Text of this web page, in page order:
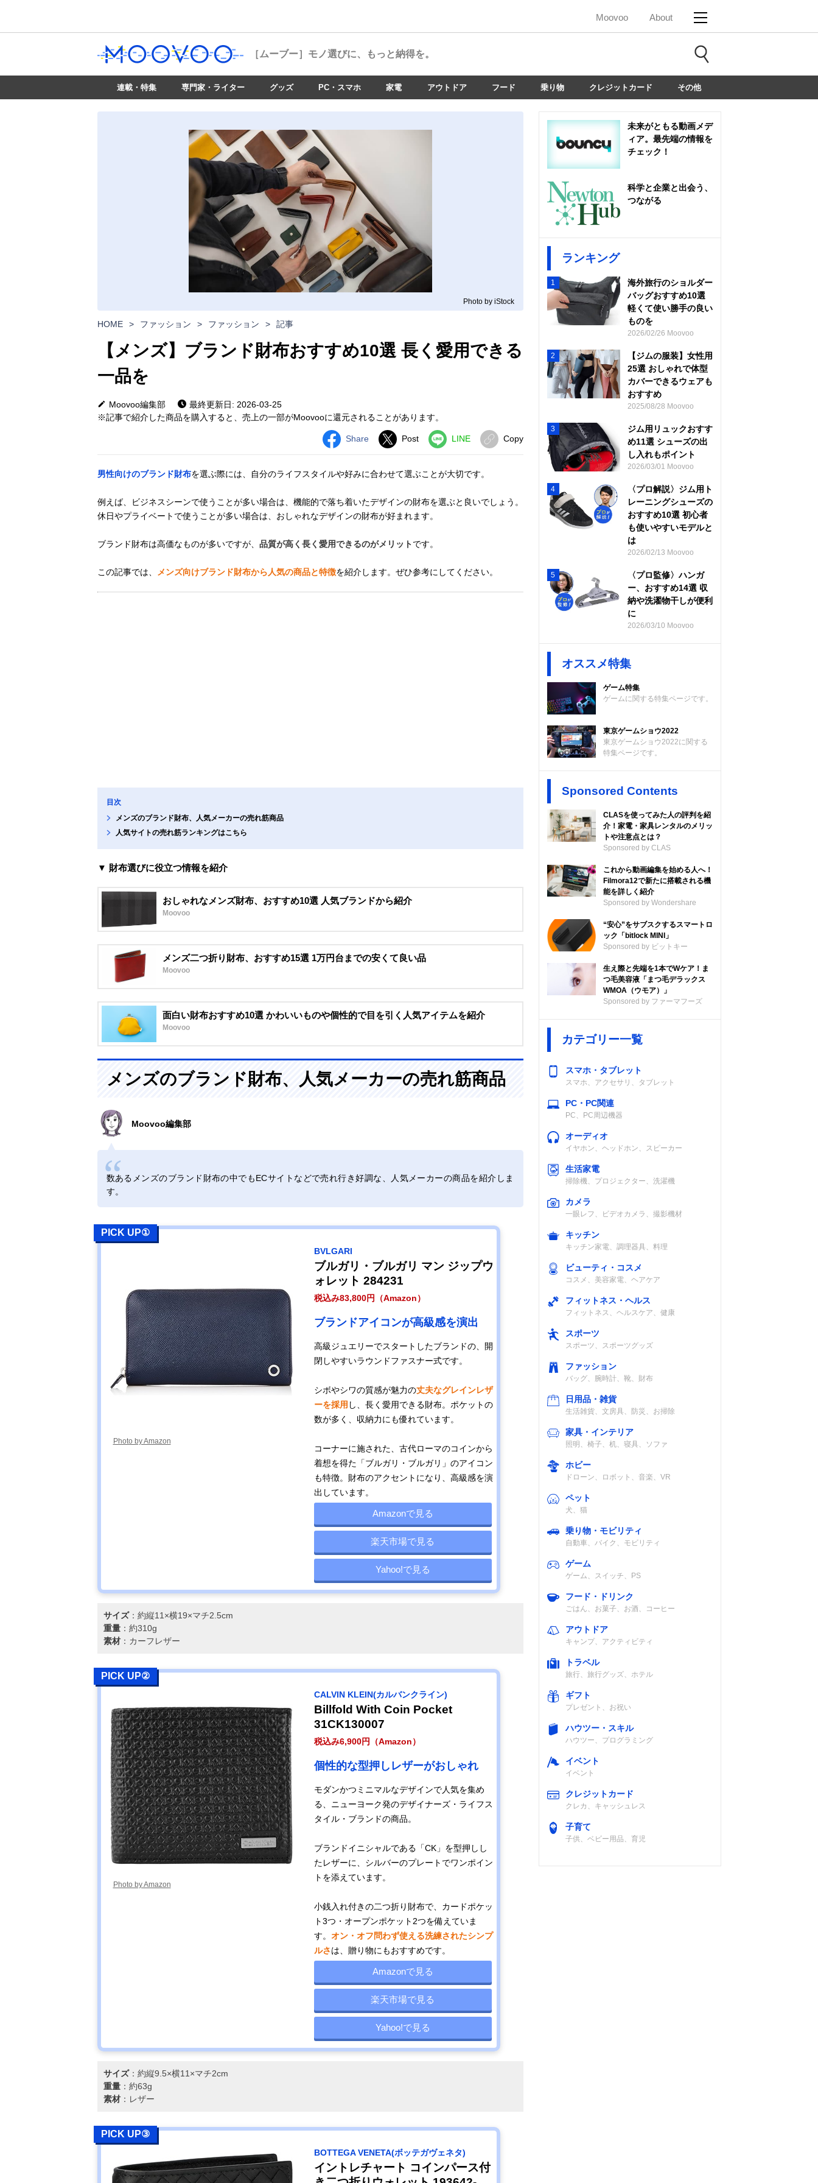
Moovoo About
［ムーブー］ モノ選びに、もっと納得を。
連載・特集 専門家・ライター グッズ PC・スマホ 家電 アウトドア フード 乗り物 クレジットカード その他
Photo by iStock
HOME > ファッション > ファッション > 記事
【メンズ】ブランド財布おすすめ10選 長く愛用できる
一品を
Moovoo編集部
最終更新日: 2026-03-25
※記事で紹介した商品を購入すると、売上の一部がMoovooに還元されることがあります。
Share Post LINE Copy
男性向けのブランド財布を選ぶ際には、自分のライフスタイルや好みに合わせて選ぶことが大切です。
例えば、ビジネスシーンで使うことが多い場合は、機能的で落ち着いたデザインの財布を選ぶと良いでしょう。
休日やプライベートで使うことが多い場合は、おしゃれなデザインの財布が好まれます。
ブランド財布は高価なものが多いですが、 品質が高く長く愛用できるのがメリットです。
この記事では、 メンズ向けブランド財布から人気の商品と特徴を紹介します。ぜひ参考にしてください。
目次
メンズのブランド財布、人気メーカーの売れ筋商品
人気サイトの売れ筋ランキングはこちら
▼ 財布選びに役立つ情報を紹介
おしゃれなメンズ財布、おすすめ10選 人気ブランドから紹介
Moovoo
メンズ二つ折り財布、おすすめ15選 1万円台までの安くて良い品
Moovoo
面白い財布おすすめ10選 かわいいものや個性的で目を引く人気アイテムを紹介
Moovoo
メンズのブランド財布、人気メーカーの売れ筋商品
Moovoo編集部
数あるメンズのブランド財布の中でもECサイトなどで売れ行き好調な、人気メーカーの商品を紹介しま
す。
PICK UP①
Photo by Amazon
BVLGARI
ブルガリ・ブルガリ マン ジップウ
ォレット 284231
税込み83,800円（Amazon）
ブランドアイコンが高級感を演出
高級ジュエリーでスタートしたブランドの、開
閉しやすいラウンドファスナー式です。
シボやシワの質感が魅力の丈夫なグレインレザ
ーを採用 し、長く愛用できる財布。ポケットの
数が多く、収納力にも優れています。
コーナーに施された、古代ローマのコインから
着想を得た「ブルガリ・ブルガリ」のアイコン
も特徴。財布のアクセントになり、高級感を演
出しています。
Amazonで見る
楽天市場で見る
Yahoo!で見る
サイズ：約縦11×横19×マチ2.5cm
重量：約310g
素材：カーフレザー
PICK UP②
Photo by Amazon
CALVIN KLEIN(カルバンクライン)
Billfold With Coin Pocket
31CK130007
税込み6,900円（Amazon）
個性的な型押しレザーがおしゃれ
モダンかつミニマルなデザインで人気を集め
る、ニューヨーク発のデザイナーズ・ライフス
タイル・ブランドの商品。
ブランドイニシャルである「CK」を型押しし
たレザーに、シルバーのプレートでワンポイン
トを添えています。
小銭入れ付きの二つ折り財布で、カードポケッ
ト3つ・オープンポケット2つを備えていま
す。 オン・オフ問わず使える洗練されたシンプ
ルさは、贈り物にもおすすめです。
Amazonで見る
楽天市場で見る
Yahoo!で見る
サイズ：約縦9.5×横11×マチ2cm
重量：約63g
素材：レザー
PICK UP③
BOTTEGA VENETA(ボッテガヴェネタ)
イントレチャート コインパース付
未来がともる動画メデ
ィア。最先端の情報を
チェック！
科学と企業と出会う、
つながる
ランキング
1
海外旅行のショルダー
バッグおすすめ10選
軽くて使い勝手の良い
ものを
2026/02/26 Moovoo
2
【ジムの服装】女性用
25選 おしゃれで体型
カバーできるウェアも
おすすめ
2025/08/28 Moovoo
3
ジム用リュックおすす
め11選 シューズの出
し入れもポイント
2026/03/01 Moovoo
4
〈プロ解説〉ジム用ト
レーニングシューズの
おすすめ10選 初心者
も使いやすいモデルと
は
2026/02/13 Moovoo
5
〈プロ監修〉ハンガ
ー、おすすめ14選 収
納や洗濯物干しが便利
に
2026/03/10 Moovoo
オススメ特集
ゲーム特集
ゲームに関する特集ページです。
東京ゲームショウ2022
東京ゲームショウ2022に関する
特集ページです。
Sponsored Contents
CLASを使ってみた人の評判を紹
介！家電・家具レンタルのメリッ
トや注意点とは？
Sponsored by CLAS
これから動画編集を始める人へ！
Filmora12で新たに搭載される機
能を詳しく紹介
Sponsored by Wondershare
“安心”をサブスクするスマートロ
ック「bitlock MINI」
Sponsored by ビットキー
生え際と先端を1本でWケア！ま
つ毛美容液「まつ毛デラックス
WMOA（ウモア）」
Sponsored by ファーマフーズ
カテゴリー一覧
スマホ・タブレット
スマホ、アクセサリ、タブレット
PC・PC関連
PC、PC周辺機器
オーディオ
イヤホン、ヘッドホン、スピーカー
生活家電
掃除機、プロジェクター、洗濯機
カメラ
一眼レフ、ビデオカメラ、撮影機材
キッチン
キッチン家電、調理器具、料理
ビューティ・コスメ
コスメ、美容家電、ヘアケア
フィットネス・ヘルス
フィットネス、ヘルスケア、健康
スポーツ
スポーツ、スポーツグッズ
ファッション
バッグ、腕時計、靴、財布
日用品・雑貨
生活雑貨、文房具、防災、お掃除
家具・インテリア
照明、椅子、机、寝具、ソファ
ホビー
ドローン、ロボット、音楽、VR
ペット
犬、猫
乗り物・モビリティ
自動車、バイク、モビリティ
ゲーム
ゲーム、スイッチ、PS
フード・ドリンク
ごはん、お菓子、お酒、コーヒー
アウトドア
キャンプ、アクティビティ
トラベル
旅行、旅行グッズ、ホテル
ギフト
プレゼント、お祝い
ハウツー・スキル
ハウツー、プログラミング
イベント
イベント
クレジットカード
クレカ、キャッシュレス
子育て
子供、ベビー用品、育児